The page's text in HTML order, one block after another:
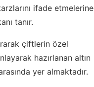
ifade etmelerine
tanır.
çiftlerin özel
hazırlanan altın
yer almaktadır.